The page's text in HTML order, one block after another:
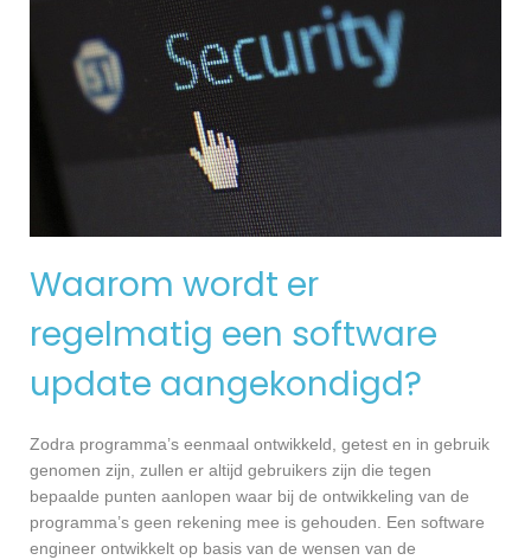
Waarom wordt er
regelmatig een software
update aangekondigd?
Zodra programma’s eenmaal ontwikkeld, getest en in gebruik
genomen zijn, zullen er altijd gebruikers zijn die tegen
bepaalde punten aanlopen waar bij de ontwikkeling van de
programma’s geen rekening mee is gehouden. Een software
engineer ontwikkelt op basis van de wensen van de